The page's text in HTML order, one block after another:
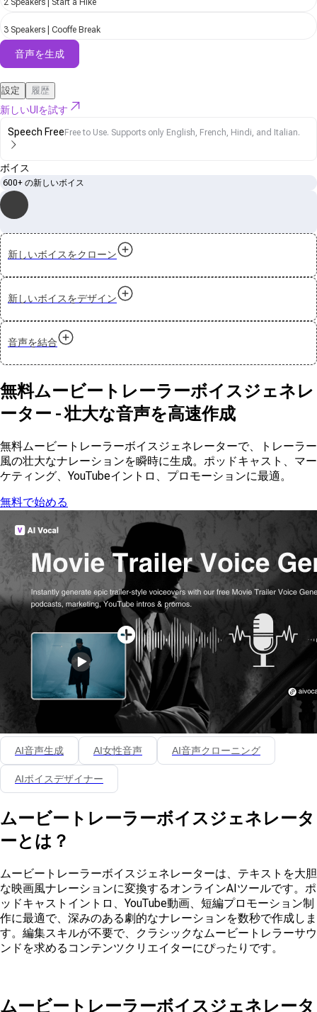
2 Speakers | Start a Hike
3 Speakers | Cooffe Break
音声を生成
設定 履歴
新しいUIを試す
Speech Free Free to Use. Supports only English, French, Hindi, and Italian.
ボイス
600+ の新しいボイス
新しいボイスをクローン
新しいボイスをデザイン
音声を結合
無料ムービートレーラーボイスジェネレ
ーター - 壮大な音声を高速作成
無料ムービートレーラーボイスジェネレーターで、トレーラー
風の壮大なナレーションを瞬時に生成。ポッドキャスト、マー
ケティング、YouTubeイントロ、プロモーションに最適。
無料で始める
AI音声生成 AI女性音声 AI音声クローニング
AIボイスデザイナー
ムービートレーラーボイスジェネレータ
ーとは？
ムービートレーラーボイスジェネレーターは、テキストを大胆
な映画風ナレーションに変換するオンラインAIツールです。ポ
ッドキャストイントロ、YouTube動画、短編プロモーション制
作に最適で、深みのある劇的なナレーションを数秒で作成しま
す。編集スキルが不要で、クラシックなムービートレラーサウ
ンドを求めるコンテンツクリエイターにぴったりです。
ムービートレーラーボイスジェネレータ